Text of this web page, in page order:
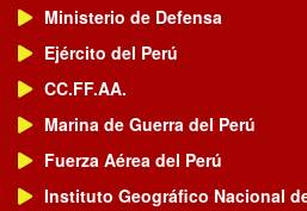
Ministerio de Defensa
Ejército del Perú
CC.FF.AA.
Marina de Guerra del Perú
Fuerza Aérea del Perú
Instituto Geográfico Nacional